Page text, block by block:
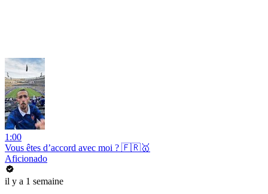
1:00
Vous êtes d’accord avec moi ? 🇫🇷🥇
Aficionado
il y a 1 semaine